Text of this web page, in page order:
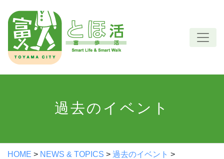
content
過去のイベント
HOME > NEWS & TOPICS > 過去のイベント >